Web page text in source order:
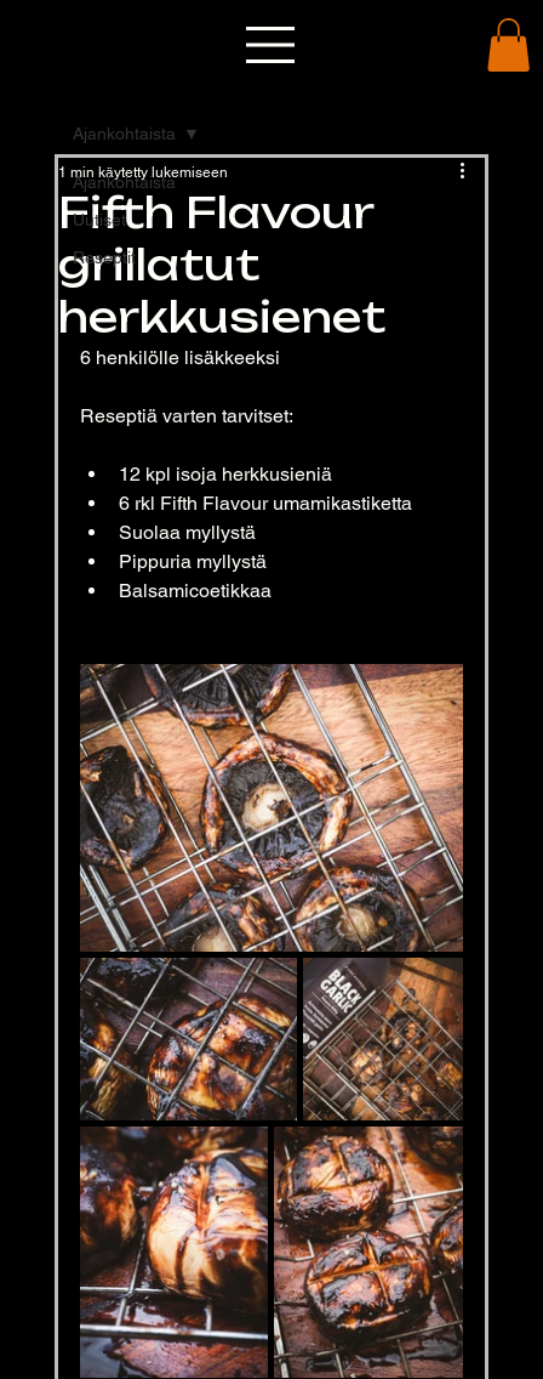
Ajankohtaista
Uutiset
Reseptit
Ajankohtaista
Fifth Flavour
grillatut
herkkusienet
1 min käytetty lukemiseen
6 henkilölle lisäkkeeksi
Reseptiä varten tarvitset:
12 kpl isoja herkkusieniä
6 rkl Fifth Flavour umamikastiketta
Suolaa myllystä
Pippuria myllystä
Balsamicoetikkaa